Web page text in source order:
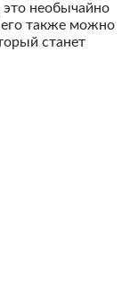
это необычайно
также можно
станет